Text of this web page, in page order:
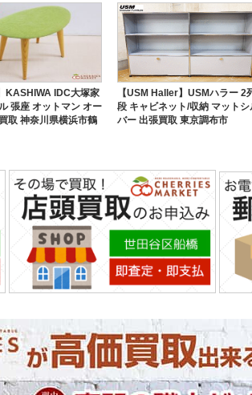
KASHIWA IDC大塚家
張座 オットマン オー
取 神奈川県横浜市鶴
【USM Haller】USMハラー 2
段 キャビネット/収納 マットシ
バー 出張買取 東京調布市